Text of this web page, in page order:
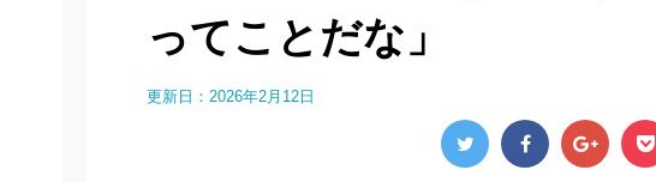
ってことだな」
更新日： 2026年2月12日